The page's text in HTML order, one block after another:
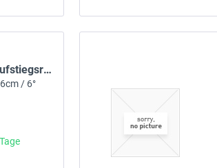
GECKORAMPS Trailer Ramps Aufstiegsrampe
/ 6°